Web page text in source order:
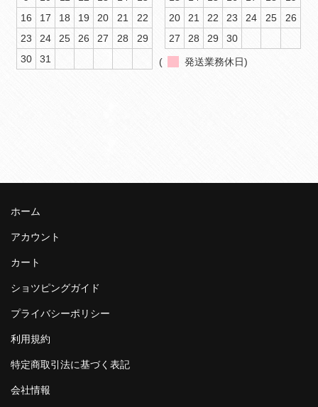
16
17 18 19 20 21
22
23
24 25 26 27 28
29
30
31
20
21 22 23 24 25
26
27
28 29 30
( 発送業務休日)
ホーム
アカウント
カート
ショツピングガイド
プライバシーポリシー
利用規約
特定商取引法に基づく表記
会社情報